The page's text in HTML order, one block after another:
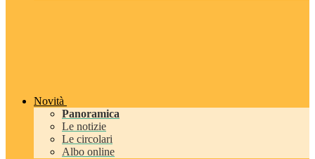
Novità
Panoramica
Le notizie
Le circolari
Albo online